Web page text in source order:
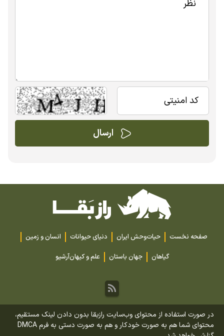
صفحه نخست حیات‌وحش ایران دنیای حیوانات
انسان و زمین
گیاهان
جهان باستان علم و کیهانآرشیو
در صورت استفاده از محتوای وب‌سایت رازبقا بدون دادن لینک مستقیم،
محتوای شما هم به صورت خودکار و هم به صورت دستی به فرم DMCA